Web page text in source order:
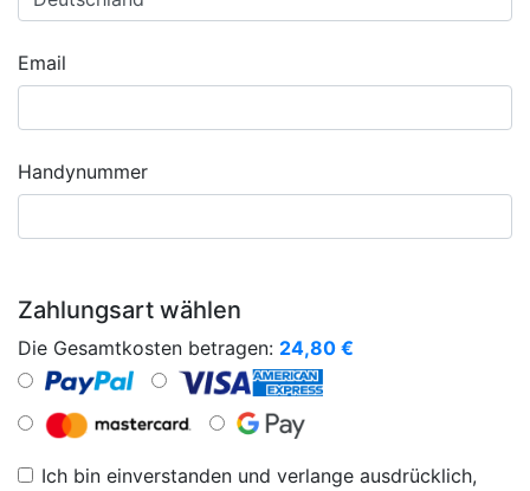
Email
Handynummer
Zahlungsart wählen
Die Gesamtkosten betragen: 24,80 €
Ich bin einverstanden und verlange ausdrücklich,